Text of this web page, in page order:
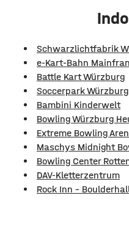
Schwarzlichtfabrik
e-Kart-Bahn
Battle Kart Würzburg
Soccerpark Würzburg
Bambini Kinderwelt
Bowling Würzburg
Extreme Bowling
Maschys Midnight
Bowling Center
DAV-Kletterzentrum
Rock Inn -